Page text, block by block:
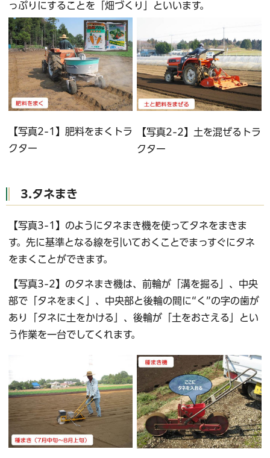
っぷりにすることを「畑づくり」といいます。
【写真2-1】肥料をまくトラ
クター
【写真2-2】土を混ぜるトラ
クター
3.タネまき
【写真3-1】のようにタネまき機を使ってタネをまきま
す。先に基準となる線を引いておくことでまっすぐにタネ
をまくことができます。
【写真3-2】のタネまき機は、前輪が「溝を掘る」、中央
部で「タネをまく」、中央部と後輪の間に“く”の字の歯が
あり「タネに土をかける」、後輪が「土をおさえる」とい
う作業を一台でしてくれます。